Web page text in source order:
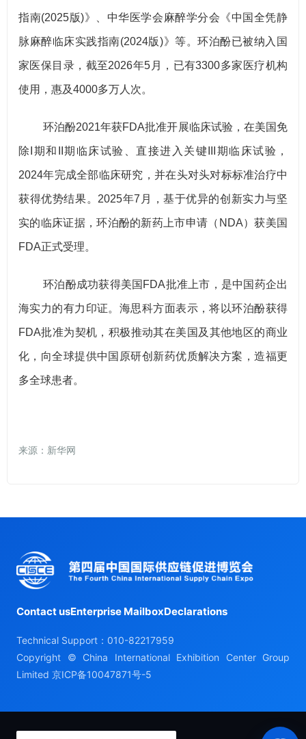
指南(2025版)》、中华医学会麻醉学分会《中国全凭静
脉麻醉临床实践指南(2024版)》等。环泊酚已被纳入国
家医保目录，截至2026年5月，已有3300多家医疗机构
使用，惠及4000多万人次。
环泊酚2021年获FDA批准开展临床试验，在美国免
除I期和II期临床试验、直接进入关键III期临床试验，
2024年完成全部临床研究，并在头对头对标标准治疗中
获得优势结果。2025年7月，基于优异的创新实力与坚
实的临床证据，环泊酚的新药上市申请（NDA）获美国
FDA正式受理。
环泊酚成功获得美国FDA批准上市，是中国药企出
海实力的有力印证。海思科方面表示，将以环泊酚获得
FDA批准为契机，积极推动其在美国及其他地区的商业
化，向全球提供中国原研创新药优质解决方案，造福更
多全球患者。
来源：新华网
Contact usEnterprise MailboxDeclarations
Technical Support：010-82217959
Copyright © China International Exhibition Center Group
Limited 京ICP备10047871号-5